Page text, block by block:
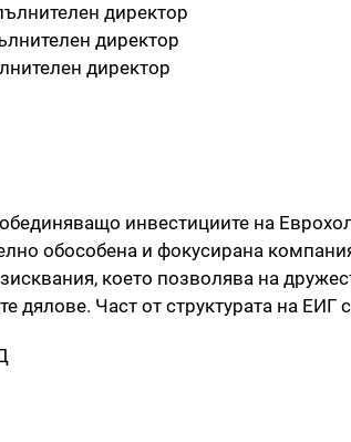
директор
директор
директор
инвестициите на
обособена и фокусирана
което позволява на
дялове. Част от структурата на ЕИГ